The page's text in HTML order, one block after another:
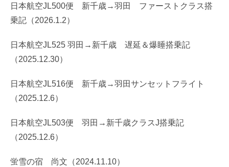
日本航空JL500便 新千歳→羽田 ファーストクラス搭
乗記（2026.1.2）
日本航空JL525 羽田→新千歳 遅延＆爆睡搭乗記
（2025.12.30）
日本航空JL516便 新千歳→羽田サンセットフライト
（2025.12.6）
日本航空JL503便 羽田→新千歳クラスJ搭乗記
（2025.12.6）
蛍雪の宿 尚文（2024.11.10）